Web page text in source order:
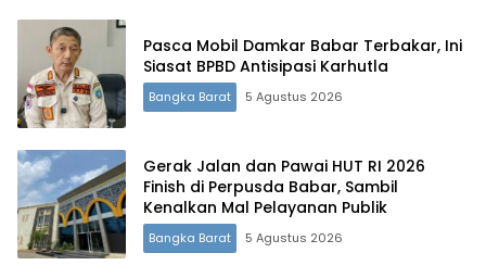
Pasca Mobil Damkar Babar Terbakar, Ini
Siasat BPBD Antisipasi Karhutla
Bangka Barat 5 Agustus 2026
Gerak Jalan dan Pawai HUT RI 2026
Finish di Perpusda Babar, Sambil
Kenalkan Mal Pelayanan Publik
Bangka Barat 5 Agustus 2026